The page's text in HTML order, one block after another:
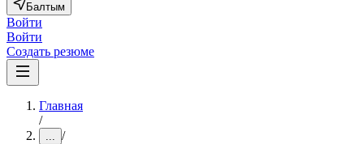
Балтым
Войти
Войти
Создать резюме
Главная
/
... /